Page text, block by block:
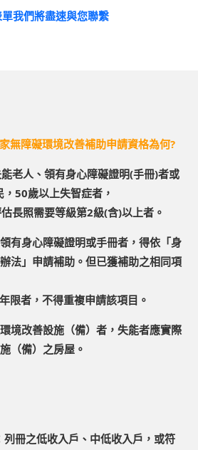
我們將盡速與您聯繫
無障礙環境改善補助申請資格為何?
老人、領有身心障礙證明(手冊)者或
50歲以上失智症者，
照需要等級第2級(含)以上者。
身心障礙證明或手冊者，得依「身
法」申請補助。但已獲補助之相同項
者，不得重複申請該項目。
改善設施（備）者，失能者應實際
（備）之房屋。
冊之低收入戶、中低收入戶，或符